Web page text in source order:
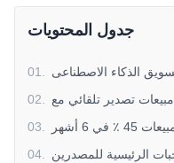
جدول المحتويات
01
الذكاء الاصطناعى
02
03
في 6 أشهر
04
الرئيسية للمصدرين